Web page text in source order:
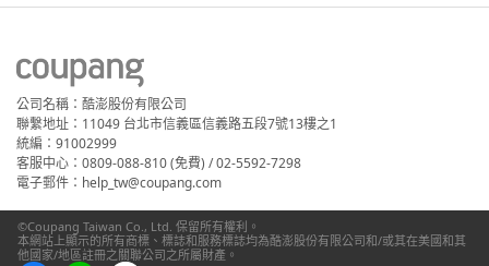
公司名稱：酷澎股份有限公司
聯繫地址：11049 台北市信義區信義路五段7號13樓之1
統編：91002999
客服中心：0809-088-810 (免費) / 02-5592-7298
電子郵件：help_tw@coupang.com
©Coupang Taiwan Co., Ltd. 保留所有權利。
本網站上顯示的所有商標、標誌和服務標誌均為酷澎股份有限公司和/或其在美國和其
他國家/地區註冊之關聯公司之所屬財產。